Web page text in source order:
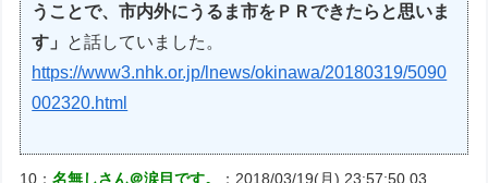
うことで、市内外にうるま市をＰＲできたらと思いま
す」
と話していました。
https://www3.nhk.or.jp/lnews/okinawa/20180319/5090
002320.html
10：名無しさん＠涙目です。
：2018/03/19(月) 23:57:50.03